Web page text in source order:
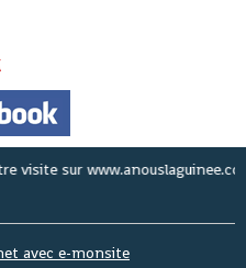
sur www.anouslaguinee.com
avec e-monsite